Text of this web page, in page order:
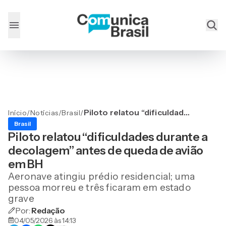
Início/Notícias/Brasil/Piloto relatou “dificuldades
antes de queda de avião
em BH
Brasil
Piloto relatou “dificuldades durante a
decolagem” antes de queda de avião
em BH
Aeronave atingiu prédio residencial; uma
pessoa morreu e três ficaram em estado
grave
Por: Redação
04/05/2026 às 14:13